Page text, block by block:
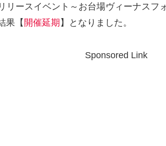
リースイベント～お台場ヴィーナスフ
果【 開催延期 】となりました。
Sponsored Link